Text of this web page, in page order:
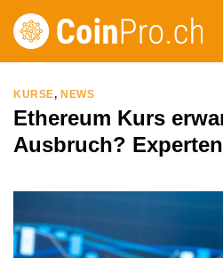
Zum
Inhalt
KURSE,NEWS
Ethereum Kurs
Ausbruch?